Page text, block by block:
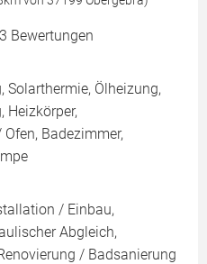
Bewertungen
Solarthermie, Ölheizung,
Heizkörper,
Badezimmer,
/ Einbau,
Abgleich,
/ Badsanierung